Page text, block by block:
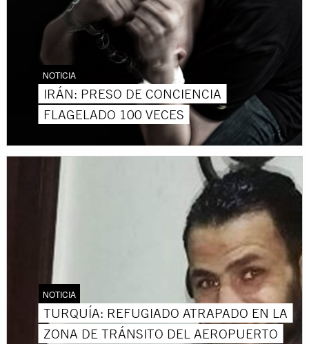
NOTICIA
IRÁN: PRESO DE CONCIENCIA
FLAGELADO 100 VECES
NOTICIA
TURQUÍA: REFUGIADO ATRAPADO EN LA
ZONA DE TRÁNSITO DEL AEROPUERTO